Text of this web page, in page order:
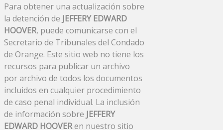
Para obtener una actualización sobre
la detención de JEFFERY EDWARD
HOOVER, puede comunicarse con el
Secretario de Tribunales del Condado
de Orange. Este sitio web no tiene los
recursos para publicar un archivo
por archivo de todos los documentos
incluidos en cualquier procedimiento
de caso penal individual. La inclusión
de información sobre JEFFERY
EDWARD HOOVERen nuestro sitio